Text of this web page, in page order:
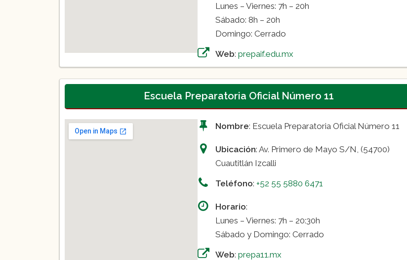
Lunes – Viernes: 7h – 20h
Sábado: 8h – 20h
Domingo: Cerrado
Web: prepaif.edu.mx
Escuela Preparatoria Oficial Número 11
Nombre: Escuela Preparatoria Oficial Número 11
Ubicación: Av. Primero de Mayo S/N, (54700)
Cuautitlán Izcalli
Teléfono: +52 55 5880 6471
Horario:
Lunes – Viernes: 7h – 20:30h
Sábado y Domingo: Cerrado
Web: prepa11.mx